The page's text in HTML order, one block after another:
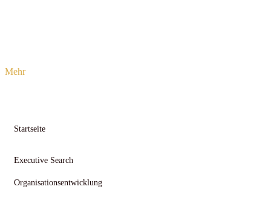
Mehr
Startseite
Executive Search
Organisationsentwicklung